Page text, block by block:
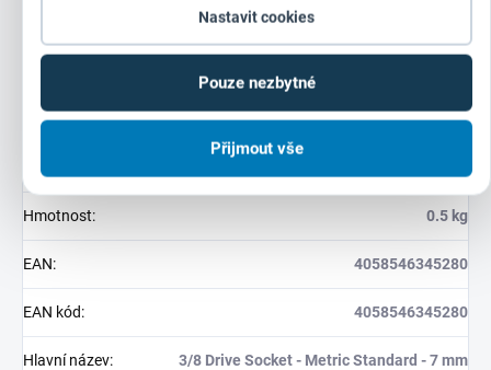
Nastavit cookies
Pouze nezbytné
Přijmout vše
Doplňkové parametry
Kategorie: Průmyslové hlavice 3/8"
Záruka
Hmotnost: 0.5 kg
EAN: 4058546345280
EAN kód: 4058546345280
Hlavní název: 3/8 Drive Socket - Metric Standard - 7 mm